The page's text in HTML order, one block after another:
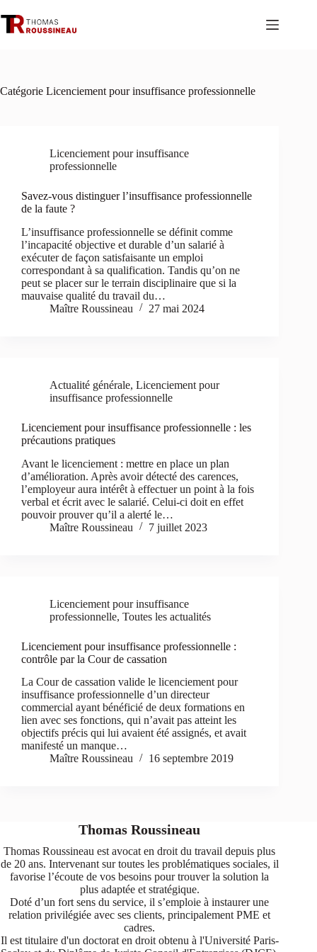
au
contenu
Catégorie Licenciement pour insuffisance professionnelle
Licenciement pour insuffisance
professionnelle
Savez-vous distinguer l’insuffisance professionnelle
de la faute ?
L’insuffisance professionnelle se définit comme
l’incapacité objective et durable d’un salarié à
exécuter de façon satisfaisante un emploi
correspondant à sa qualification. Tandis qu’on ne
peut se placer sur le terrain disciplinaire que si la
mauvaise qualité du travail du…
Maître Roussineau
27 mai 2024
Actualité générale, Licenciement pour
insuffisance professionnelle
Licenciement pour insuffisance professionnelle : les
précautions pratiques
Avant le licenciement : mettre en place un plan
d’amélioration. Après avoir détecté des carences,
l’employeur aura intérêt à effectuer un point à la fois
verbal et écrit avec le salarié. Celui-ci doit en effet
pouvoir prouver qu’il a alerté le…
Maître Roussineau
7 juillet 2023
Licenciement pour insuffisance
professionnelle, Toutes les actualités
Licenciement pour insuffisance professionnelle :
contrôle par la Cour de cassation
La Cour de cassation valide le licenciement pour
insuffisance professionnelle d’un directeur
commercial ayant bénéficié de deux formations en
lien avec ses fonctions, qui n’avait pas atteint les
objectifs précis qui lui avaient été assignés, et avait
manifesté un manque…
Maître Roussineau
16 septembre 2019
Thomas Roussineau
Thomas Roussineau est avocat en droit du travail depuis plus
de 20 ans. Intervenant sur toutes les problématiques sociales, il
favorise l’écoute de vos besoins pour trouver la solution la
plus adaptée et stratégique.
Doté d’un fort sens du service, il s’emploie à instaurer une
relation privilégiée avec ses clients, principalement PME et
cadres.
Il est titulaire d'un doctorat en droit obtenu à l'Université Paris-